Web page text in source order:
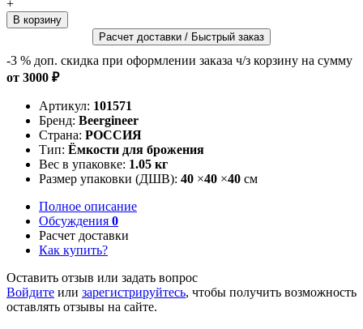
+
Расчет доставки / Быстрый заказ
-3 % доп. скидка при оформлении заказа ч/з корзину на сумму
от 3000 ₽
Артикул: 101571
Бренд: Beergineer
Страна: РОССИЯ
Тип: Ёмкости для брожения
Вес в упаковке: 1.05 кг
Размер упаковки (ДШВ): 40 ×40 ×40 см
Полное описание
Обсуждения 0
Расчет доставки
Как купить?
Оставить отзыв или задать вопрос
Войдите или зарегистрируйтесь, чтобы получить возможность
оставлять отзывы на сайте.